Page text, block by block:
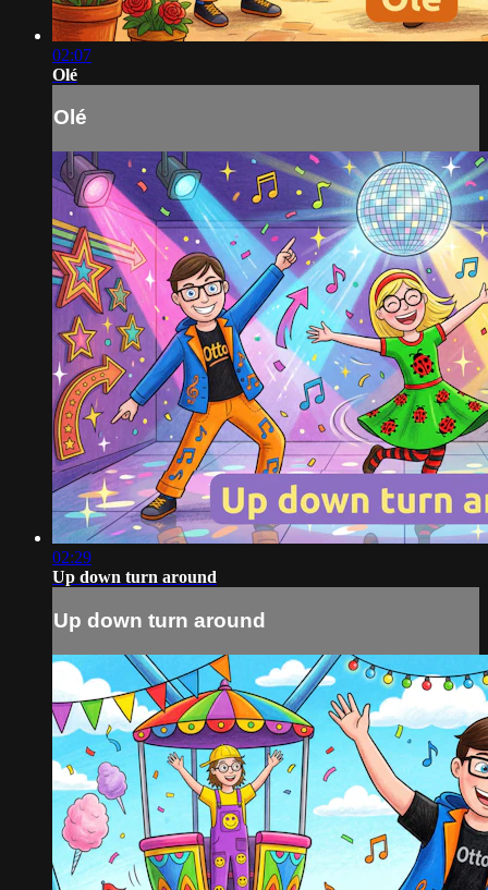
02:07
Olé
Olé
02:29
Up down turn around
Up down turn around